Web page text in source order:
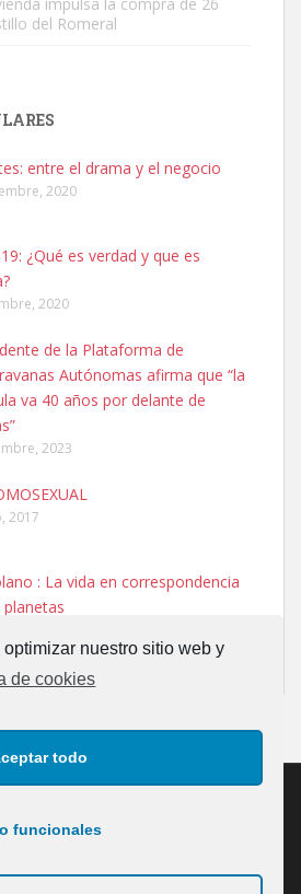
nuestro sitio web y
de cookies
todo
funcionales
LOPEZ. ES MUY ASUSTADIZO
ninfa papillera, asustada tiene miedo a la
r...
| 4.7.2025
impulsa la compra de 26
del Romeral
entre el drama y el negocio
2020
¿Qué es verdad y que es
2020
de la Plataforma de
Autónomas afirma que “la
va 40 años por delante de
2023
2017
: La vida en correspondencia